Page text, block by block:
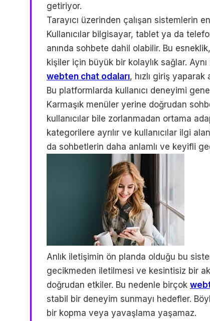
getiriyor.
Tarayıcı üzerinden çalışan sistemlerin
Kullanıcılar bilgisayar, tablet ya da
anında sohbete dahil olabilir. Bu
kişiler için büyük bir kolaylık sağlar.
webten chat odaları, hızlı giriş yaparak
Bu platformlarda kullanıcı deneyimi
Karmaşık menüler yerine doğrudan
kullanıcılar bile zorlanmadan ortama
kategorilere ayrılır ve kullanıcılar ilgi
da sohbetlerin daha anlamlı ve keyifli
Anlık iletişimin ön planda olduğu bu
gecikmeden iletilmesi ve kesintisiz bir
doğrudan etkiler. Bu nedenle birçok
stabil bir deneyim sunmayı hedefler.
bir kopma veya yavaşlama yaşamaz.